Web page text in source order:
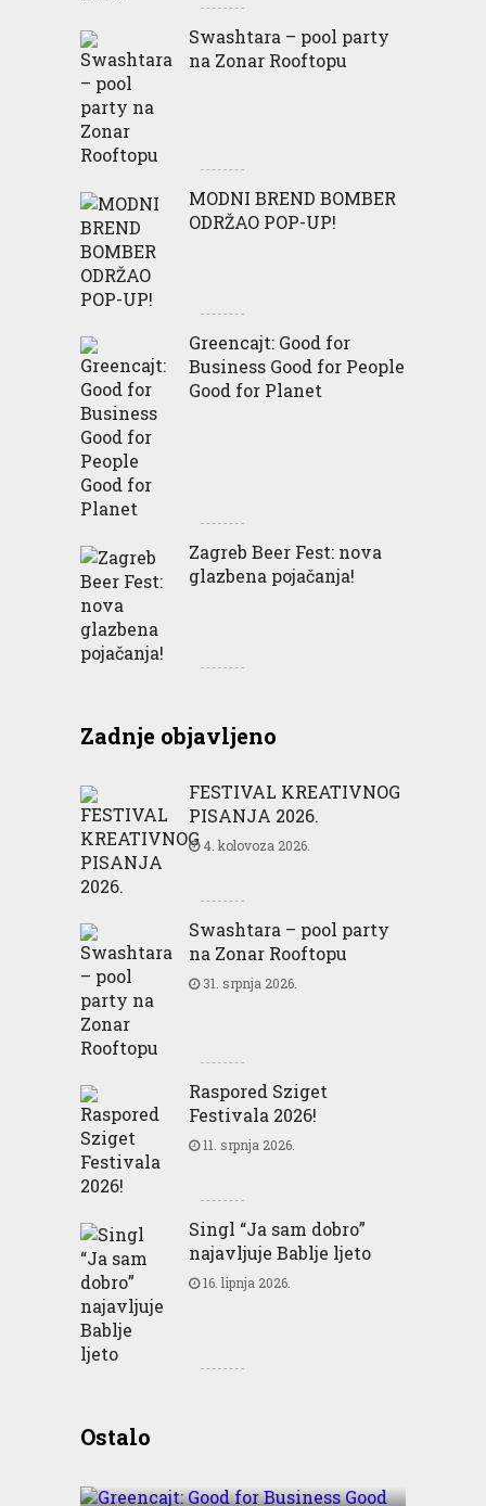
Swashtara – pool party
na Zonar Rooftopu
MODNI BREND BOMBER
ODRŽAO POP-UP!
Greencajt: Good for
Business Good for People
Good for Planet
Zagreb Beer Fest: nova
glazbena pojačanja!
Zadnje objavljeno
FESTIVAL KREATIVNOG
PISANJA 2026.
4. kolovoza 2026.
Swashtara – pool party
na Zonar Rooftopu
31. srpnja 2026.
Raspored Sziget
Festivala 2026!
11. srpnja 2026.
Singl “Ja sam dobro”
najavljuje Bablje ljeto
16. lipnja 2026.
OstaloBusiness Good for People